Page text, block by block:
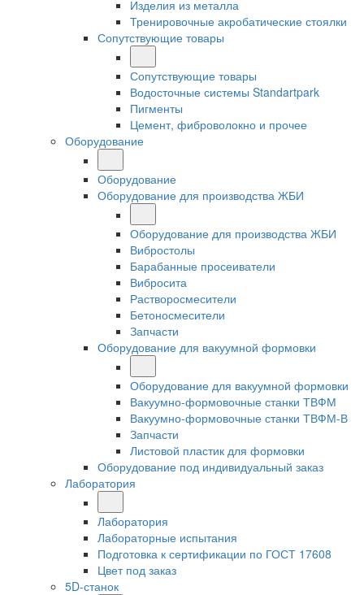
Изделия из металла
Тренировочные акробатические стоялки
Сопутствующие товары
Сопутствующие товары
Водосточные системы Standartpark
Пигменты
Цемент, фиброволокно и прочее
Оборудование
Оборудование
Оборудование для производства ЖБИ
Оборудование для производства ЖБИ
Вибростолы
Барабанные просеиватели
Вибросита
Растворосмесители
Бетоносмесители
Запчасти
Оборудование для вакуумной формовки
Оборудование для вакуумной формовки
Вакуумно-формовочные станки ТВФМ
Вакуумно-формовочные станки ТВФМ-В
Запчасти
Листовой пластик для формовки
Оборудование под индивидуальный заказ
Лаборатория
Лаборатория
Лабораторные испытания
Подготовка к сертификации по ГОСТ 17608
Цвет под заказ
5D-станок